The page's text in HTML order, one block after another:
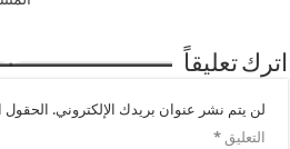
اترك تعليقاً
لن يتم نشر عنوان بريدك الإلكتروني. الحقول
التعليق*